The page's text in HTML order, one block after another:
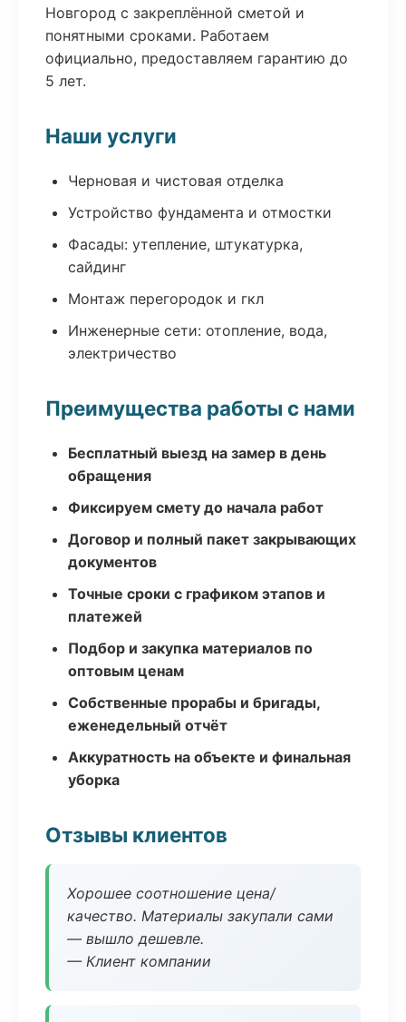
Новгород с закреплённой сметой и
понятными сроками. Работаем
официально, предоставляем гарантию до
5 лет.
Наши услуги
Черновая и чистовая отделка
Устройство фундамента и отмостки
Фасады: утепление, штукатурка,
сайдинг
Монтаж перегородок и гкл
Инженерные сети: отопление, вода,
электричество
Преимущества работы с нами
Бесплатный выезд на замер в день
обращения
Фиксируем смету до начала работ
Договор и полный пакет закрывающих
документов
Точные сроки с графиком этапов и
платежей
Подбор и закупка материалов по
оптовым ценам
Собственные прорабы и бригады,
еженедельный отчёт
Аккуратность на объекте и финальная
уборка
Отзывы клиентов
Хорошее соотношение цена/
качество. Материалы закупали сами
— вышло дешевле.
— Клиент компании